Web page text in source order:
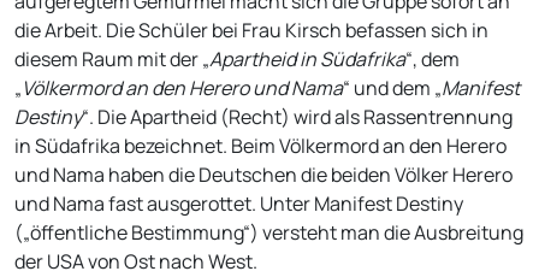
die Arbeit. Die Schüler bei Frau Kirsch befassen sich in
diesem Raum mit der „Apartheid in Südafrika“, dem
„Völkermord an den Herero und Nama“ und dem „Manifest
Destiny“. Die Apartheid (Recht) wird als Rassentrennung
in Südafrika bezeichnet. Beim Völkermord an den Herero
und Nama haben die Deutschen die beiden Völker Herero
und Nama fast ausgerottet. Unter Manifest Destiny
(„öffentliche Bestimmung“) versteht man die Ausbreitung
der USA von Ost nach West.